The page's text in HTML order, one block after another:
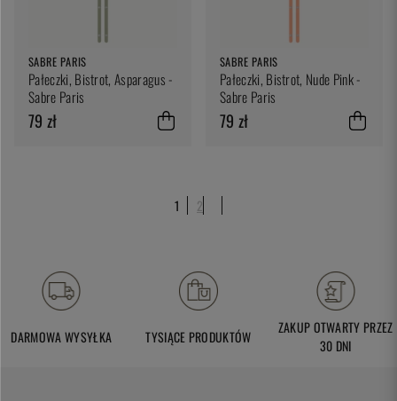
SABRE PARIS
Pałeczki, Bistrot, Asparagus -
Sabre Paris
79 zł
SABRE PARIS
Pałeczki, Bistrot, Nude Pink -
Sabre Paris
79 zł
1 2
DARMOWA WYSYŁKA TYSIĄCE PRODUKTÓW
ZAKUP OTWARTY PRZEZ
30 DNI